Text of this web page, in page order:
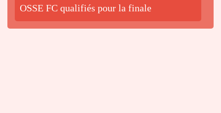
OSSE FC qualifiés pour la finale